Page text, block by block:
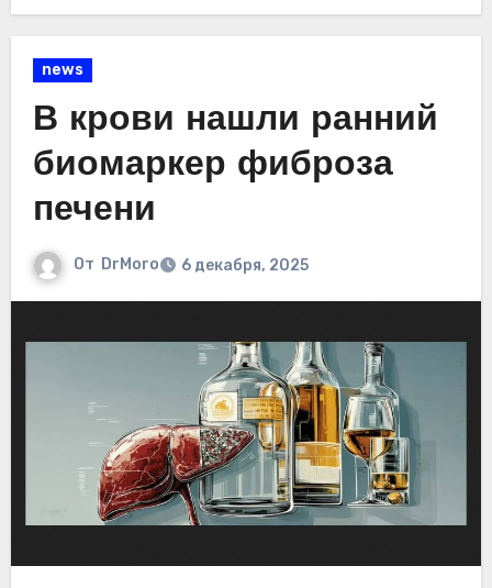
news
В крови нашли ранний
биомаркер фиброза
печени
От DrMoro 6 декабря, 2025